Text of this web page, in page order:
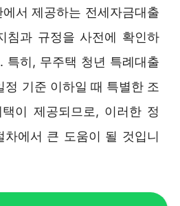
서 제공하는 전세자금대출
침과 규정을 사전에 확인하
특히, 무주택 청년 특례대출
정 기준 이하일 때 특별한 조
이 제공되므로, 이러한 정
차에서 큰 도움이 될 것입니